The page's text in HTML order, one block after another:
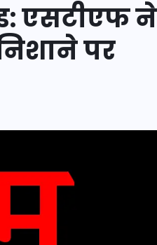
एसटीएफ
पर